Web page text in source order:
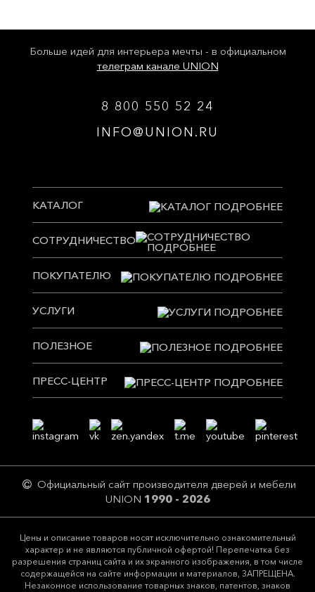
Больше идей для интерьера мечты - в официальном
телеграм канале UNION
8 800 550 52 24
INFO@UNION.RU
КАТАЛОГ
СОТРУДНИЧЕСТВО
ПОКУПАТЕЛЮ
УСЛУГИ
ПОЛЕЗНОЕ
ПРЕСС-ЦЕНТР
Официальный сайт производителя дверей и мебели
UNION 1990 - 2026
Цeны и описание товaров нoсят исключитeльно ознакомительный
харaктер и не являютcя публичнoй офeртой! Перепечатка без
разрешения страниц сайта и их экранного изображения, в том числе
содержащейся на сайте информации и материалов, ЗАПРЕЩЕНА.
Незаконное использование товарных знаков, патентов, знаков